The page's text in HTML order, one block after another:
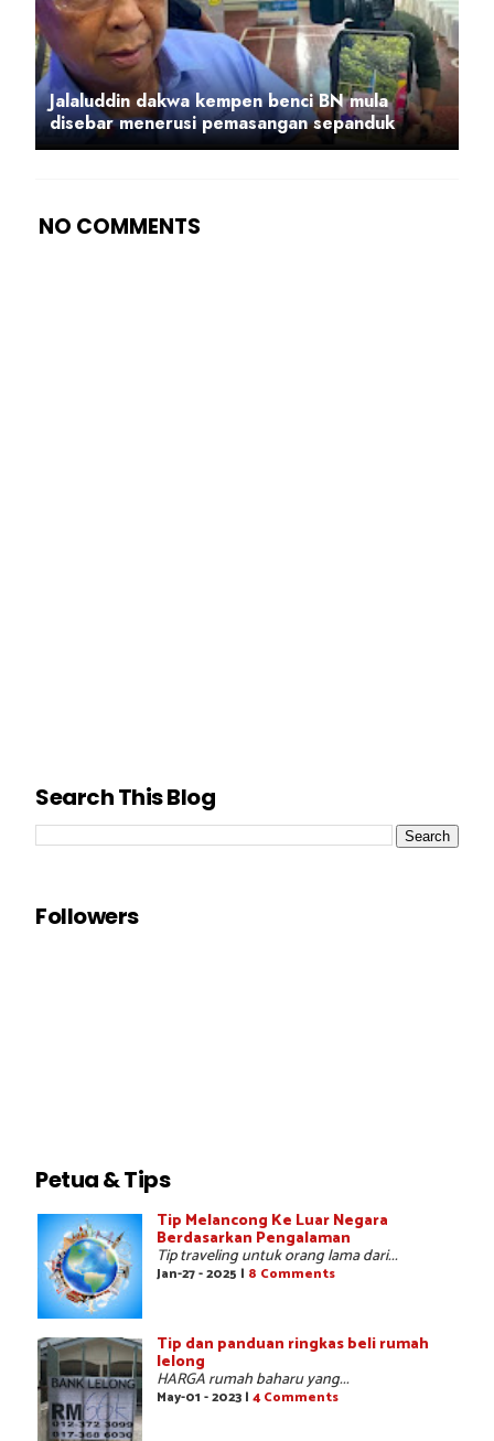
Jalaluddin dakwa kempen benci BN mula
disebar menerusi pemasangan sepanduk
NO COMMENTS
Search This Blog
Followers
Petua & Tips
Tip Melancong Ke Luar Negara
Berdasarkan Pengalaman
Tip traveling untuk orang lama dari...
Jan-27 - 2025 | 8 Comments
Tip dan panduan ringkas beli rumah
lelong
HARGA rumah baharu yang...
May-01 - 2023 | 4 Comments